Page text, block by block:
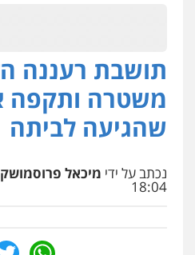
עו"ד אסף גונן
פלילי פשע חמור
וחקירות
0542255161
פלילי פשיעה
וחקירות
עו"ד ראוף
תושבת רעננה
משטרה ותקפה
שהגיעה לביתה
נכתב על ידי מיכאל
18:04